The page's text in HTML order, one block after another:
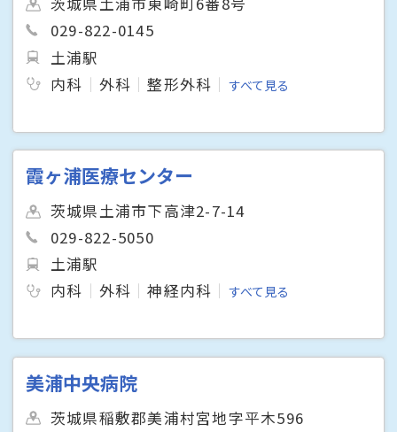
029-822-0145
土浦駅
内科
外科 整形外科 すべて見る
霞ヶ浦医療センター
茨城県土浦市下高津2-7-14
029-822-5050
土浦駅
内科
外科 神経内科 すべて見る
美浦中央病院
茨城県稲敷郡美浦村宮地字平木596